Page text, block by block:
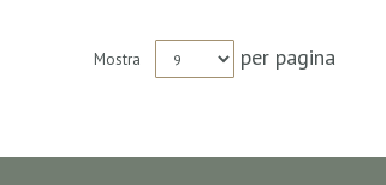
Mostra per pagina